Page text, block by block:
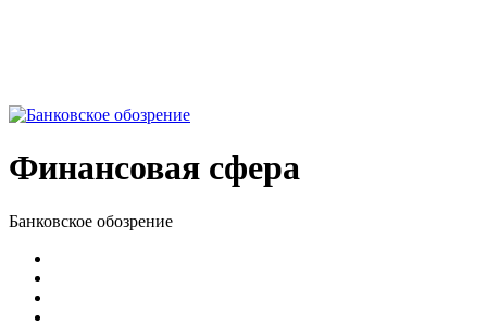
Финансовая сфера
Банковское обозрение